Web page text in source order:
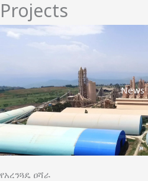
Skip
content
Projects
News
የአረንጓዴ ዐሻራ